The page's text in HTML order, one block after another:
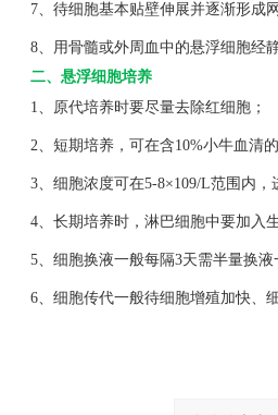
7、待细胞基本贴壁伸展并逐渐形成网
8、用骨髓或外周血中的悬浮细胞经静
二、悬浮细胞培养
1、原代培养时要尽量去除红细胞；
2、短期培养，可在含10%小牛血清的
3、细胞浓度可在5-8×109/L范围内，
4、长期培养时，淋巴细胞中要加入生
5、细胞换液一般每隔3天需半量换液
6、细胞传代一般待细胞增殖加快、